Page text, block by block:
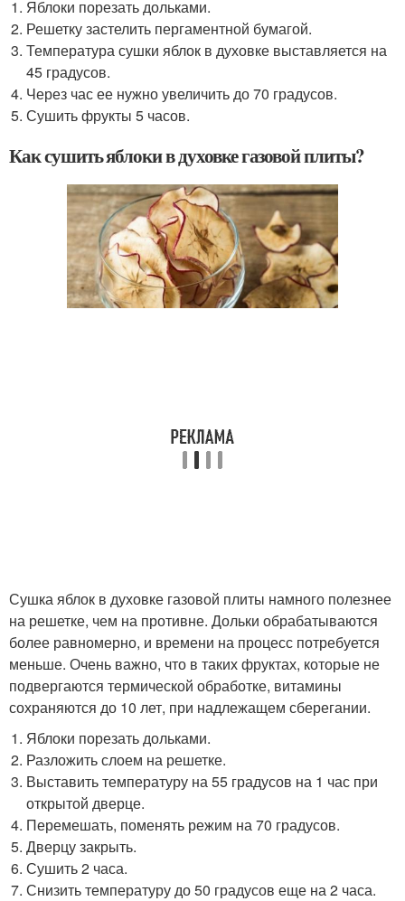
Яблоки порезать дольками.
Решетку застелить пергаментной бумагой.
Температура сушки яблок в духовке выставляется на
45 градусов.
Через час ее нужно увеличить до 70 градусов.
Сушить фрукты 5 часов.
Как сушить яблоки в духовке газовой плиты?
Сушка яблок в духовке газовой плиты намного полезнее
на решетке, чем на противне. Дольки обрабатываются
более равномерно, и времени на процесс потребуется
меньше. Очень важно, что в таких фруктах, которые не
подвергаются термической обработке, витамины
сохраняются до 10 лет, при надлежащем сберегании.
Яблоки порезать дольками.
Разложить слоем на решетке.
Выставить температуру на 55 градусов на 1 час при
открытой дверце.
Перемешать, поменять режим на 70 градусов.
Дверцу закрыть.
Сушить 2 часа.
Снизить температуру до 50 градусов еще на 2 часа.